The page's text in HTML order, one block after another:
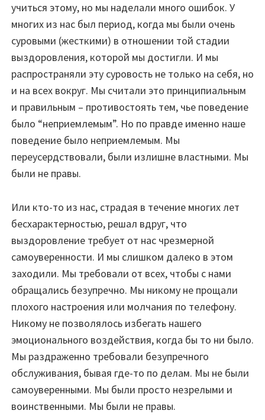
учиться этому, но мы наделали много ошибок. У
многих из нас был период, когда мы были очень
суровыми (жесткими) в отношении той стадии
выздоровления, которой мы достигли. И мы
распространяли эту суровость не только на себя, но
и на всех вокруг. Мы считали это принципиальным
и правильным – противостоять тем, чье поведение
было “неприемлемым”. Но по правде именно наше
поведение было неприемлемым. Мы
переусердствовали, были излишне властными. Мы
были не правы.
Или кто-то из нас, страдая в течение многих лет
бесхарактерностью, решал вдруг, что
выздоровление требует от нас чрезмерной
самоуверенности. И мы слишком далеко в этом
заходили. Мы требовали от всех, чтобы с нами
обращались безупречно. Мы никому не прощали
плохого настроения или молчания по телефону.
Никому не позволялось избегать нашего
эмоционального воздействия, когда бы то ни было.
Мы раздраженно требовали безупречного
обслуживания, бывая где-то по делам. Мы не были
самоуверенными. Мы были просто незрелыми и
воинственными. Мы были не правы.